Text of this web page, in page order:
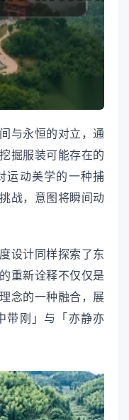
与永恒的对立，通
掘服装可能存在的
运动美学的一种捕
战，意图将瞬间动
设计同样探索了东
重新诠释不仅仅是
念的一种融合，展
带刚」与「亦静亦